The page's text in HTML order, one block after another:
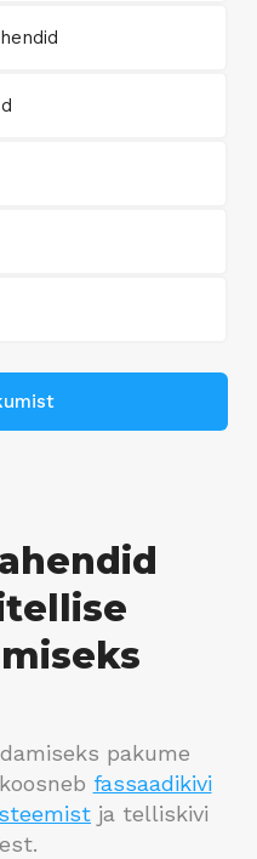
pakume
fassaadikivi
ja telliskivi